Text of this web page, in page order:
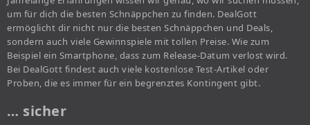
um für dich die besten Schnäppchen zu finden. DealGott
ermöglicht dir nicht nur die besten Schnäppchen und Deals,
sondern auch viele Gewinnspiele mit tollen Preise. Wie zum
Beispiel ein Smartphone, dass zum Release-Datum verlost wird.
Bei DealGott findest auch viele kostenlose Test-Artikel oder
Proben, die es immer für ein begrenztes Kontingent gibt.
… sicher